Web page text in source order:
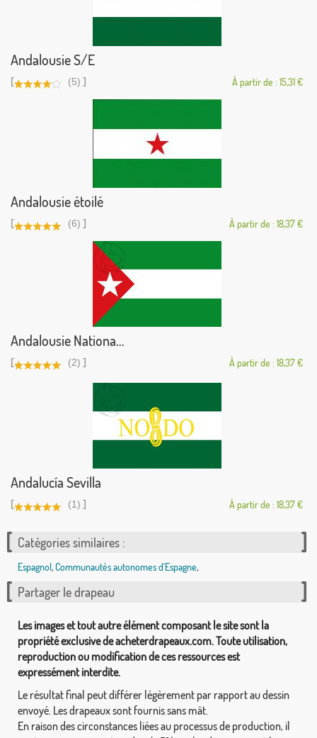
Andalousie S/E
[ (5) ] À partir de : 15,31 €
Andalousie étoilé
[ (6) ] À partir de : 18,37 €
Andalousie Nationa...
[ (2) ] À partir de : 18,37 €
Andalucía Sevilla
[ (1) ] À partir de : 18,37 €
Catégories similaires :
Espagnol,Communautés autonomes d'Espagne,
Partager le drapeau
Les images et tout autre élément composant le site sont la
propriété exclusive de acheterdrapeaux.com. Toute utilisation,
reproduction ou modification de ces ressources est
expressément interdite.
Le résultat final peut différer légèrement par rapport au dessin
envoyé. Les drapeaux sont fournis sans mât.
En raison des circonstances liées au processus de production, il